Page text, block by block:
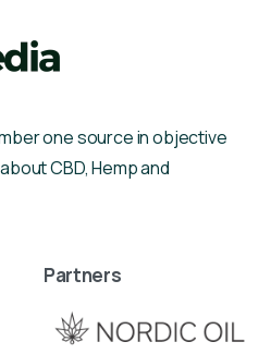
one source in objective
CBD, Hemp and
Partners